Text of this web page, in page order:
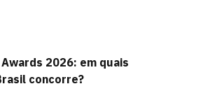
2026: em quais
concorre?